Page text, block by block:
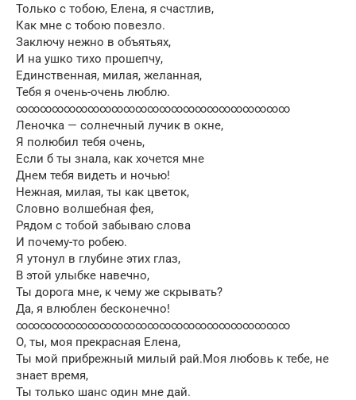
Только с тобою, Елена, я счастлив,
Как мне с тобою повезло.
Заключу нежно в объятьях,
И на ушко тихо прошепчу,
Единственная, милая, желанная,
Тебя я очень-очень люблю.
∞∞∞∞∞∞∞∞∞∞∞∞∞∞∞∞∞∞∞∞∞∞∞
Леночка — солнечный лучик в окне,
Я полюбил тебя очень,
Если б ты знала, как хочется мне
Днем тебя видеть и ночью!
Нежная, милая, ты как цветок,
Словно волшебная фея,
Рядом с тобой забываю слова
И почему-то робею.
Я утонул в глубине этих глаз,
В этой улыбке навечно,
Ты дорога мне, к чему же скрывать?
Да, я влюблен бесконечно!
∞∞∞∞∞∞∞∞∞∞∞∞∞∞∞∞∞∞∞∞∞∞∞
О, ты, моя прекрасная Елена,
Ты мой прибрежный милый рай.Моя любовь к тебе, не
знает время,
Ты только шанс один мне дай.